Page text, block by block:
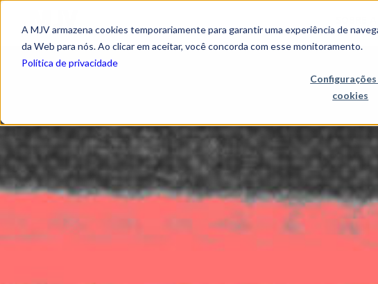
A MJV armazena cookies temporariamente para garantir uma experiência de
da Web para nós. Ao clicar em aceitar, você concorda com esse monitoramento.
Política de privacidade
cookies